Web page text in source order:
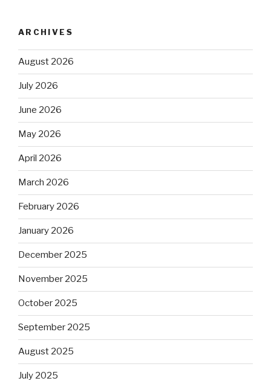
ARCHIVES
August 2026
July 2026
June 2026
May 2026
April 2026
March 2026
February 2026
January 2026
December 2025
November 2025
October 2025
September 2025
August 2025
July 2025